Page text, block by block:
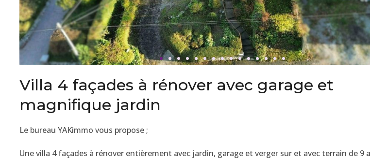
Villa 4 façades à rénover avec garage et
magnifique jardin
Le bureau YAKimmo vous propose ;
Une villa 4 façades à rénover entièrement avec jardin, garage et verger sur et avec terrain de 9